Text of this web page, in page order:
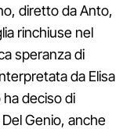
diretto da Anto,
rinchiuse nel
speranza di
da Elisa
deciso di
Genio, anche